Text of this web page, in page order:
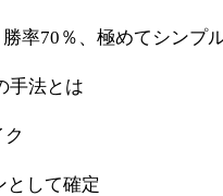
率70％、極めてシンプ
手法とは
として確定